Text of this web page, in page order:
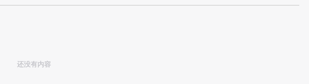
还没有内容